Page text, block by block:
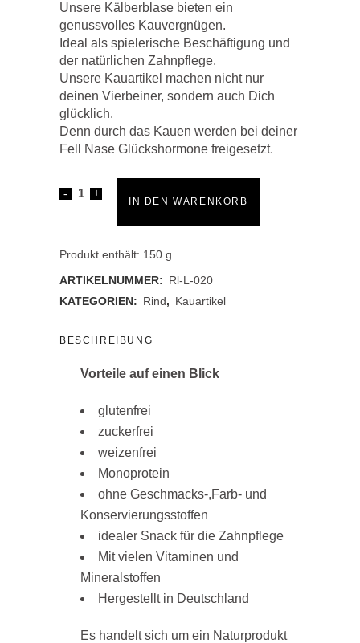
Unsere Kälberblase bieten ein
genussvolles Kauvergnügen.
Ideal als spielerische Beschäftigung und
der natürlichen Zahnpflege.
Unsere Kauartikel machen nicht nur
deinen Vierbeiner, sondern auch Dich
glücklich.
Denn durch das Kauen werden bei deiner
Fell Nase Glückshormone freigesetzt.
Welpensticks-
gedreht
quantity
IN DEN WARENKORB
Produkt enthält: 150 g
ARTIKELNUMMER: Rl-L-020
KATEGORIEN: Rind, Kauartikel
BESCHREIBUNG
Vorteile auf einen Blick
glutenfrei
zuckerfrei
weizenfrei
Monoprotein
ohne Geschmacks-,Farb- und
Konservierungsstoffen
idealer Snack für die Zahnpflege
Mit vielen Vitaminen und
Mineralstoffen
Hergestellt in Deutschland
Es handelt sich um ein Naturprodukt